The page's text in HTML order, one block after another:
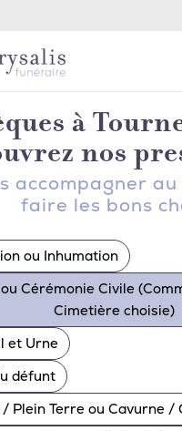
à
nos
accompagner
faire les bons
ou Inhumation
Cérémonie Civile
Cimetière choisie)
et Urne
défunt
/ Plein Terre ou Cavurne /